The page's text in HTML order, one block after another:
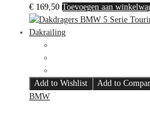
€ 169,50 Toevoegen aan
Add to Wishlist
Add to
BMW